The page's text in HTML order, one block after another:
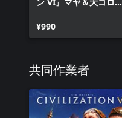
¥990
共同作業者